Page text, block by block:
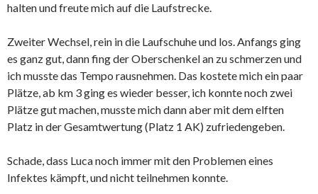
halten und freute mich auf die Laufstrecke.
Zweiter Wechsel, rein in die Laufschuhe und los. Anfangs ging
es ganz gut, dann fing der Oberschenkel an zu schmerzen und
ich musste das Tempo rausnehmen. Das kostete mich ein paar
Plätze, ab km 3 ging es wieder besser, ich konnte noch zwei
Plätze gut machen, musste mich dann aber mit dem elften
Platz in der Gesamtwertung (Platz 1 AK) zufriedengeben.
Schade, dass Luca noch immer mit den Problemen eines
Infektes kämpft, und nicht teilnehmen konnte.